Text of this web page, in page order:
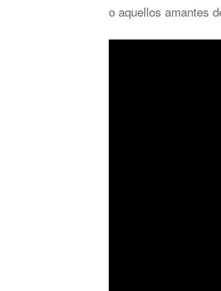
o aquellos amantes